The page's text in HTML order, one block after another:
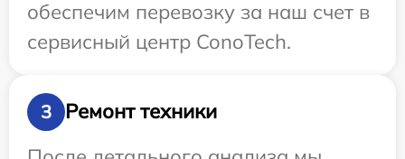
обеспечим перевозку за наш счет в
сервисный центр ConoTech.
3
Ремонт техники